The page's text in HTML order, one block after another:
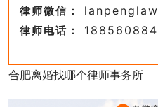
律师微信：
律师电话：
合肥离婚找哪个律师事务所